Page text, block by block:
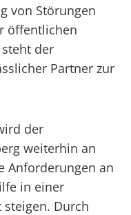
von Störungen
öffentlichen
der
Partner zur
der
weiterhin an
Anforderungen an
in einer
Durch